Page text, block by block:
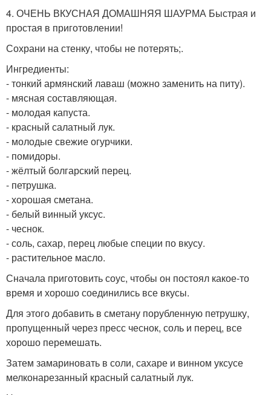
4. ОЧЕНЬ ВКУСНАЯ ДОМАШНЯЯ ШАУРМА Быстрая и
простая в приготовлении!
Сохрани на стенку, чтобы не потерять;.
Ингредиенты:
- тонкий армянский лаваш (можно заменить на питу).
- мясная составляющая.
- молодая капуста.
- красный салатный лук.
- молодые свежие огурчики.
- помидоры.
- жёлтый болгарский перец.
- петрушка.
- хорошая сметана.
- белый винный уксус.
- чеснок.
- соль, сахар, перец любые специи по вкусу.
- растительное масло.
Сначала приготовить соус, чтобы он постоял какое-то
время и хорошо соединились все вкусы.
Для этого добавить в сметану порубленную петрушку,
пропущенный через пресс чеснок, соль и перец, все
хорошо перемешать.
Затем замариновать в соли, сахаре и винном уксусе
мелконарезанный красный салатный лук.